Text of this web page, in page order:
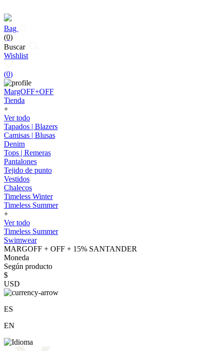
Bag
(0)
Buscar
Wishlist
(0)
MargOFF+OFF
Tienda
+
Ver todo
Tapados | Blazers
Camisas | Blusas
Denim
Tops | Remeras
Pantalones
Tejido de punto
Vestidos
Chalecos
Timeless Winter
Timeless Summer
+
Ver todo
Timeless Summer
Swimwear
MARGOFF + OFF + 15% SANTANDER
Moneda
Según producto
$
USD
ES
EN